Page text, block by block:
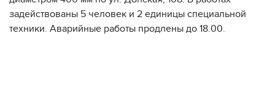
задействованы 5 человек и 2 единицы специальной
техники. Аварийные работы продлены до 18.00.